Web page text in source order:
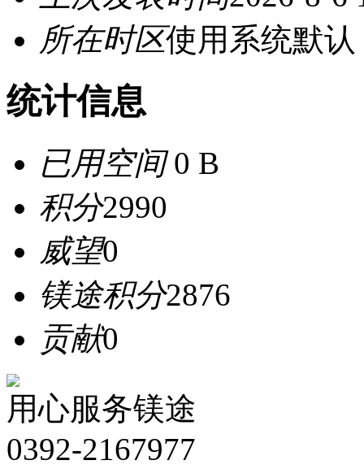
所在时区使用系统默认
统计信息
已用空间0 B
积分2990
威望0
镁途积分2876
贡献0
用心服务镁途
0392-2167977